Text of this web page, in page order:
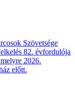
Szövetsége
82. évfordulója
2026.
előtt.